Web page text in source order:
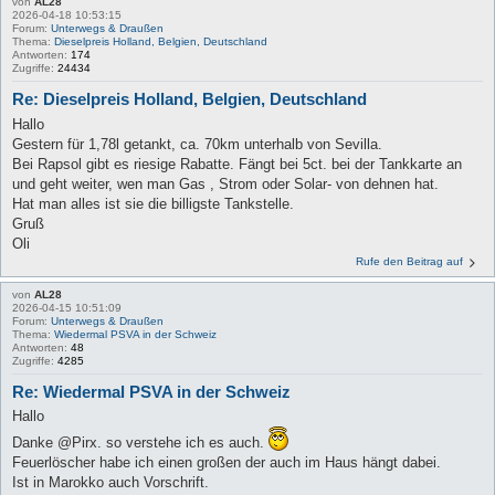
2026-04-18 10:53:15
Forum: Unterwegs & Draußen
Thema: Dieselpreis Holland, Belgien, Deutschland
Antworten: 174
Zugriffe: 24434
Re: Dieselpreis Holland, Belgien, Deutschland
Hallo
Gestern für 1,78l getankt, ca. 70km unterhalb von Sevilla.
Bei Rapsol gibt es riesige Rabatte. Fängt bei 5ct. bei der Tankkarte an
und geht weiter, wen man Gas , Strom oder Solar- von dehnen hat.
Hat man alles ist sie die billigste Tankstelle.
Gruß
Oli
Rufe den Beitrag auf
von AL28
2026-04-15 10:51:09
Forum: Unterwegs & Draußen
Thema: Wiedermal PSVA in der Schweiz
Antworten: 48
Zugriffe: 4285
Re: Wiedermal PSVA in der Schweiz
Hallo
Danke @Pirx. so verstehe ich es auch.
Feuerlöscher habe ich einen großen der auch im Haus hängt dabei.
Ist in Marokko auch Vorschrift.